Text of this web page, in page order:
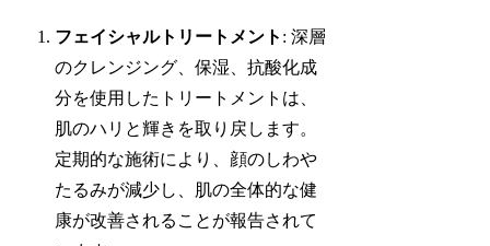
フェイシャルトリートメント : 深層
のクレンジング、保湿、抗酸化成
分を使用したトリートメントは、
肌のハリと輝きを取り戻します。
定期的な施術により、顔のしわや
たるみが減少し、肌の全体的な健
康が改善されることが報告されて